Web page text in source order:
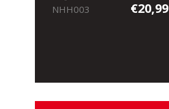
NHH003
€20,99